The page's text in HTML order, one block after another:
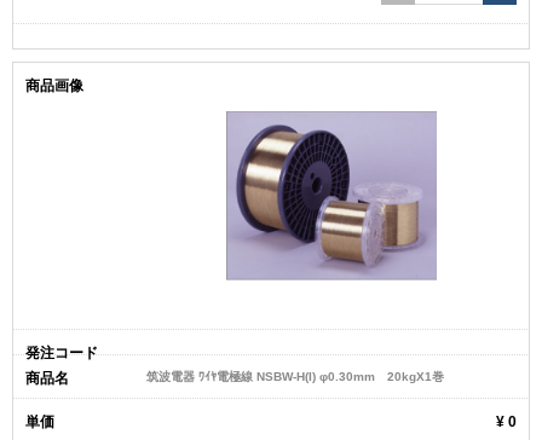
筑波電器 ﾜｲﾔ電極線 NSBW-H(I) φ0.30mm 20kgX1巻
¥ 0